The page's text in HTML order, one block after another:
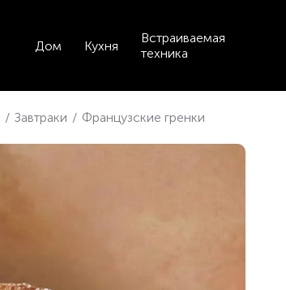
Дом Кухня
Встраиваемая
техника
/ Завтраки / Французские гренки